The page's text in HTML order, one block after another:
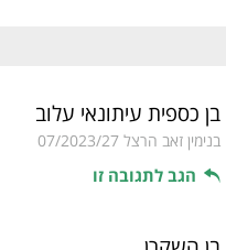
בן כספית עיתונאי עלוב
בנימין זאב הרצל 07/2023/27
הגב לתגובה זו